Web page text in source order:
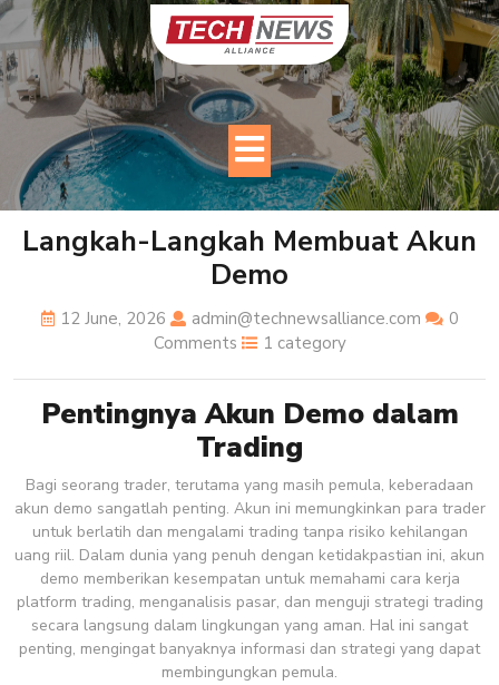
Skip
content
Open
Button
Langkah-Langkah Membuat Akun
Demo
12 June, 2026 admin@technewsalliance.com
0
Comments
1 category
Pentingnya Akun Demo dalam
Trading
Bagi seorang trader, terutama yang masih pemula, keberadaan
akun demo sangatlah penting. Akun ini memungkinkan para trader
untuk berlatih dan mengalami trading tanpa risiko kehilangan
uang riil. Dalam dunia yang penuh dengan ketidakpastian ini, akun
demo memberikan kesempatan untuk memahami cara kerja
platform trading, menganalisis pasar, dan menguji strategi trading
secara langsung dalam lingkungan yang aman. Hal ini sangat
penting, mengingat banyaknya informasi dan strategi yang dapat
membingungkan pemula.